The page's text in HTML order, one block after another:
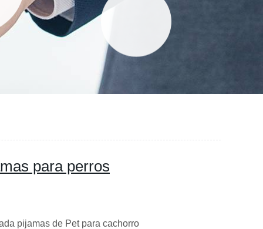
para perros
pijamas de Pet para cachorro